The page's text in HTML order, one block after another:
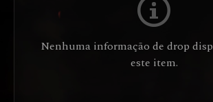
Nenhuma informação de drop
este item.